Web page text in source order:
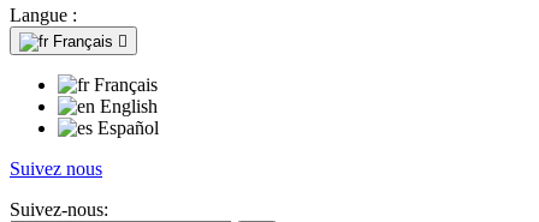
Langue :
Français 
Français
English
Español
Suivez nous
Suivez-nous: